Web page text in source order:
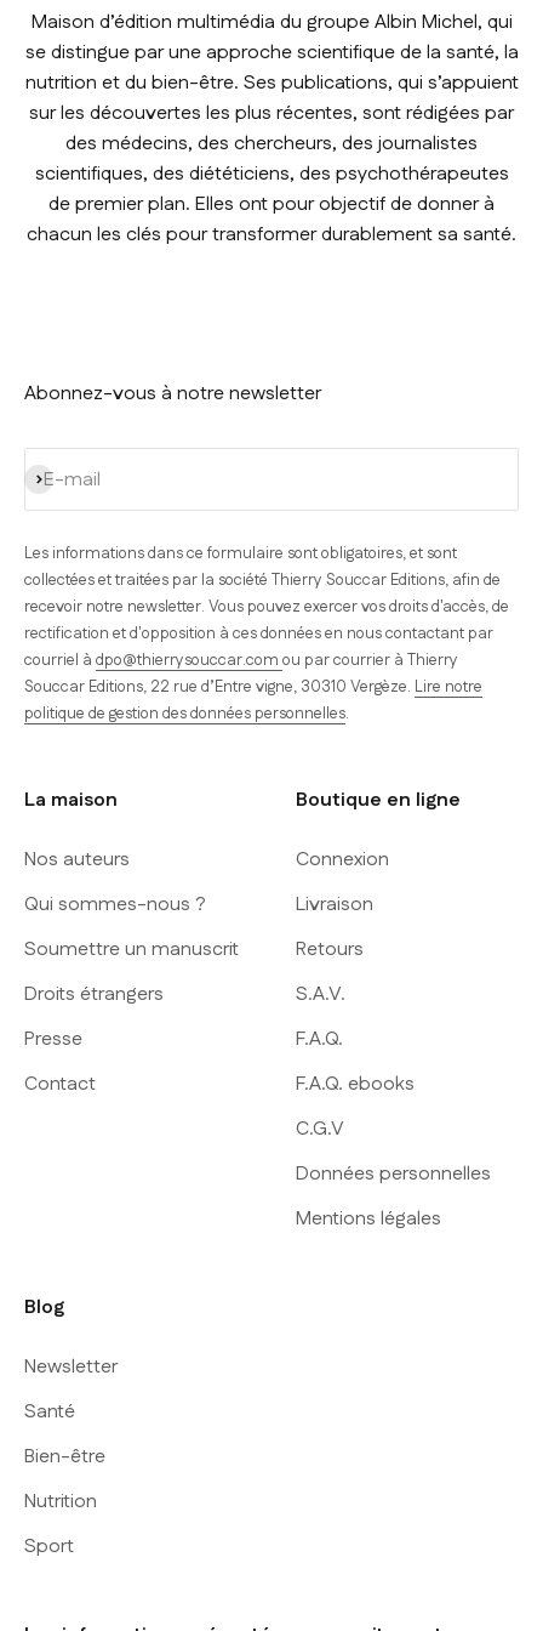
Maison d’édition multimédia du groupe Albin Michel, qui
se distingue par une approche scientifique de la santé, la
nutrition et du bien-être. Ses publications, qui s’appuient
sur les découvertes les plus récentes, sont rédigées par
des médecins, des chercheurs, des journalistes
scientifiques, des diététiciens, des psychothérapeutes
de premier plan. Elles ont pour objectif de donner à
chacun les clés pour transformer durablement sa santé.
Abonnez-vous à notre newsletter
E-mail
S'inscrire
Les informations dans ce formulaire sont obligatoires, et sont
collectées et traitées par la société Thierry Souccar Editions, afin de
recevoir notre newsletter. Vous pouvez exercer vos droits d'accès, de
rectification et d'opposition à ces données en nous contactant par
courriel à dpo@thierrysouccar.com ou par courrier à Thierry
Souccar Editions, 22 rue d’Entre vigne, 30310 Vergèze. Lire notre
politique de gestion des données personnelles.
La maison
Nos auteurs
Qui sommes-nous ?
Soumettre un manuscrit
Droits étrangers
Presse
Contact
Boutique en ligne
Connexion
Livraison
Retours
S.A.V.
F.A.Q.
F.A.Q. ebooks
C.G.V
Données personnelles
Mentions légales
Blog
Newsletter
Santé
Bien-être
Nutrition
Sport